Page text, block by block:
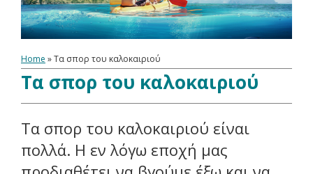
Home »Τα σπορ του καλοκαιριού
Τα σπορ του καλοκαιριού
Τα σπορ του καλοκαιριού είναι
πολλά. Η εν λόγω εποχή μας